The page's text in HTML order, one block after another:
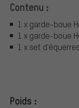
Contenu :
1 x garde-boue
1 x garde-boue
1 x set
Poids :